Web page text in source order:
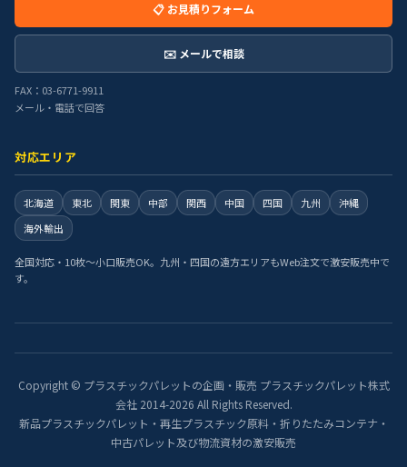
📋 お見積りフォーム
✉️ メールで相談
FAX：03-6771-9911
メール・電話で回答
対応エリア
北海道 東北 関東 中部 関西 中国 四国 九州
沖縄
海外輸出
全国対応・10枚〜小口販売OK。九州・四国の遠方エリアもWeb注文で激安販売中で
す。
Copyright © プラスチックパレットの企画・販売 プラスチックパレット株式
会社 2014-2026 All Rights Reserved.
新品プラスチックパレット・再生プラスチック原料・折りたたみコンテナ・
中古パレット及び物流資材の激安販売